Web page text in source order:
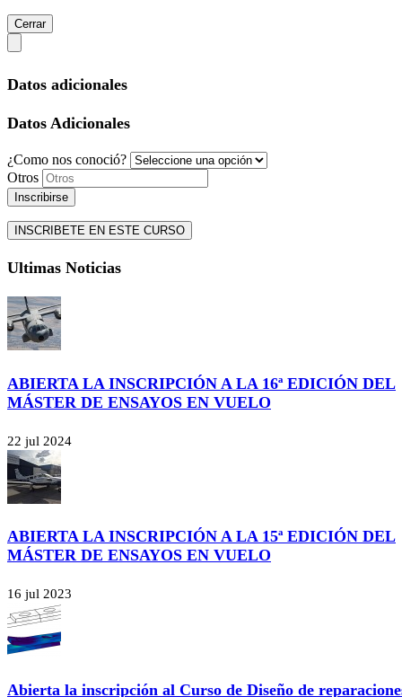
Cerrar
Datos adicionales
Datos Adicionales
¿Como nos conoció?
Otros
Inscribirse
INSCRIBETE EN ESTE CURSO
Ultimas Noticias
ABIERTA LA INSCRIPCIÓN A LA 16ª EDICIÓN DEL
MÁSTER DE ENSAYOS EN VUELO
22 jul 2024
ABIERTA LA INSCRIPCIÓN A LA 15ª EDICIÓN DEL
MÁSTER DE ENSAYOS EN VUELO
16 jul 2023
Abierta la inscripción al Curso de Diseño de